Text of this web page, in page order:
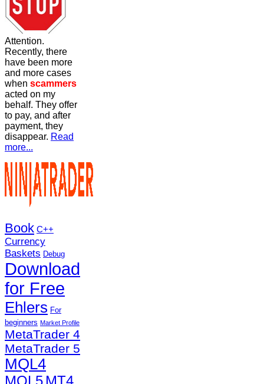
Attention.
Recently, there
have been more
and more cases
when scammers
acted on my
behalf. They offer
to pay, and after
payment, they
disappear. Read
more...
Book C++
Currency
Baskets Debug
Download
for Free
Ehlers For
beginners Market Profile
MetaTrader 4
MetaTrader 5
MQL4
MQL5 MT4